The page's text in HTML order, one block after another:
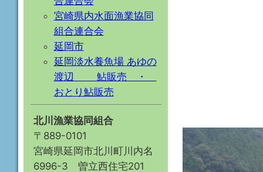
宮崎県内水面漁業協同
組合連合会
延岡市
延岡淡水養魚場 あゆの
渡辺 鮎販売 ・
おとり鮎販売
北川漁業協同組合
〒889-0101
宮崎県延岡市北川町川内名
6996-3 曽立西住宅201